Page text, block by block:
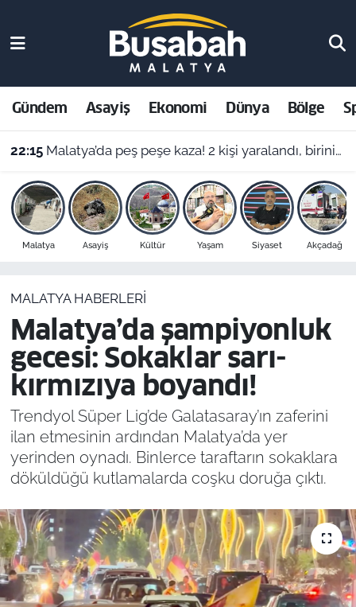
Gündem Asayiş Ekonomi Dünya Bölge
22:15 Malatya’da peş peşe kaza! 2 kişi yaralandı, birinin durumu ağır
Malatya Asayiş Kültür Yaşam Siyaset Akçadağ
MALATYA HABERLERI
Malatya’da şampiyonluk
gecesi: Sokaklar sarı-
kırmızıya boyandı!
Trendyol Süper Lig’de Galatasaray’ın zaferini
ilan etmesinin ardından Malatya’da yer
yerinden oynadı. Binlerce taraftarın sokaklara
döküldüğü kutlamalarda coşku doruğa çıktı.
Asayiş
Ekonomi
Dünya
Bölge
Resmi İlanlar
Malatya Nöbetçi Eczaneler
Malatya Hava Durumu
Malatya Namaz Vakitleri
Malatya Trafik Yoğunluk Haritası
Süper Lig Puan Durumu ve Fikstür
Son Dakika Haberleri
Haber Arşivi